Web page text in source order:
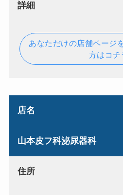
詳細
あなただけの店舗ページ
方はコチ
店名
山本皮フ科泌尿器科
住所